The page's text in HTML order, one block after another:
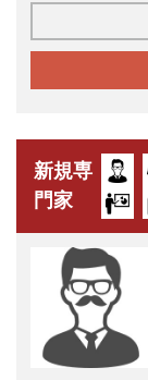
新規専
門家